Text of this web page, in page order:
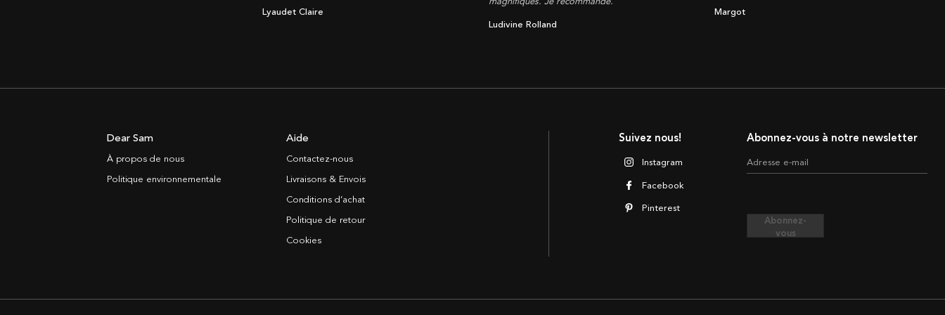
Lyaudet Claire
Ludivine Rolland
Margot
Abonnez-vous à notre newsletter
Adresse e-mail
Abonnez-
vous
Suivez nous!
Instagram
Facebook
Pinterest
Dear Sam
À propos de nous
Politique environnementale
Aide
Contactez-nous
Livraisons & Envois
Conditions d’achat
Politique de retour
Cookies